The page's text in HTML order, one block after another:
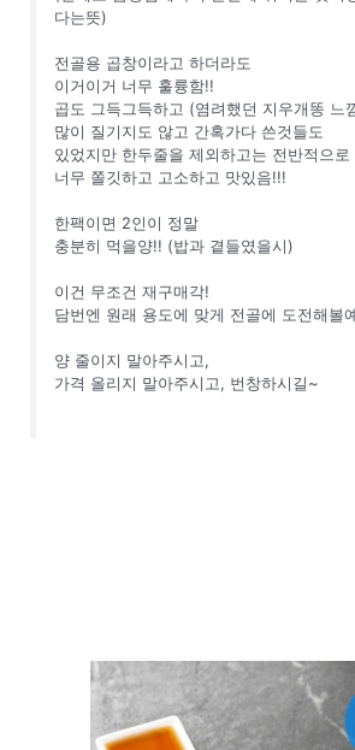
다는뜻)
전골용 곱창이라고 하더라도
이거이거 너무 훌륭함!!
곱도 그득그득하고 (염려했던 지우개똥 느
많이 질기지도 않고 간혹가다 쓴것들도
있었지만 한두줄을 제외하고는 전반적으로
너무 쫄깃하고 고소하고 맛있음!!!
한팩이면 2인이 정말
충분히 먹을양!! (밥과 곁들였을시)
이건 무조건 재구매각!
담번엔 원래 용도에 맞게 전골에 도전해볼
양 줄이지 말아주시고,
가격 올리지 말아주시고, 번창하시길~